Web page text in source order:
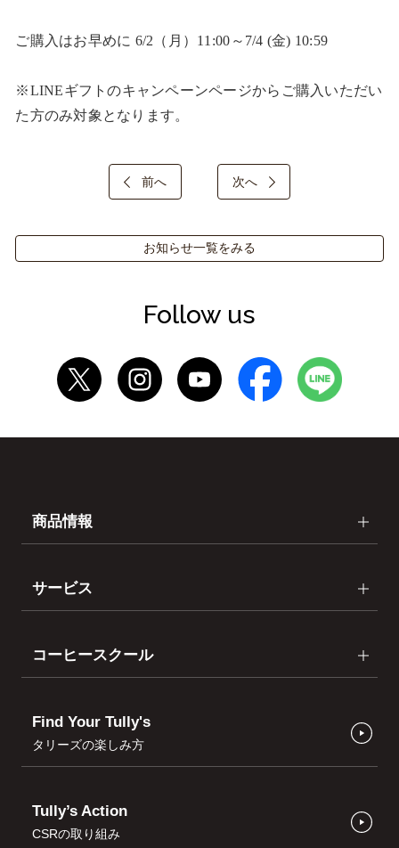
ご購入はお早めに 6/2（月）11:00～7/4 (金) 10:59​
※LINEギフトのキャンペーンページからご購入いただい
た方のみ対象となります。​
前へ 次へ
お知らせ一覧をみる
Follow us
商品情報
サービス
コーヒースクール
Find Your Tully's
タリーズの楽しみ方
Tully’s Action
CSRの取り組み